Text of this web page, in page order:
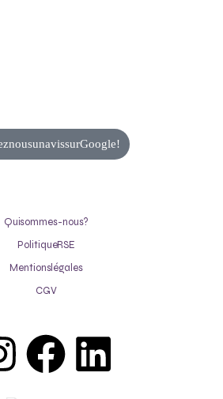
nous un avis sur Google !
Qui sommes-nous ?
Politique RSE
Mentions légales
CGV